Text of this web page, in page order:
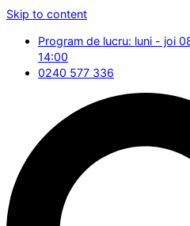
Skip to content
Program de lucru: luni - joi
14:00
0240 577 336